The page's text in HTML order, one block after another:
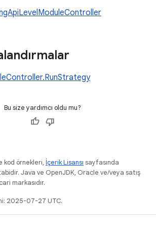
Bu size yardımcı oldu mu?
kod örnekleri, İçerik Lisansı sayfasında
Java ve OpenJDK, Oracle ve/veya satış
markasıdır.
2025-07-27 UTC.